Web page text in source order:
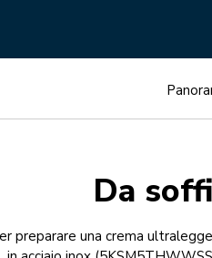
Da
preparare una crema